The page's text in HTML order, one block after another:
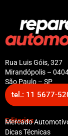
Rua Luis Góis, 327
Mirandópolis –
São Paulo – SP
tel.: 11 5677-
Editorias
Mercado
Dicas Técnicas